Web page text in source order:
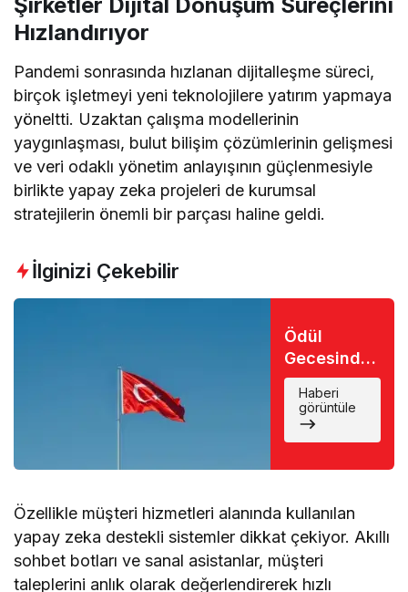
Hızlandırıyor
Pandemi sonrasında hızlanan dijitalleşme süreci,
birçok işletmeyi yeni teknolojilere yatırım yapmaya
yöneltti. Uzaktan çalışma modellerinin
yaygınlaşması, bulut bilişim çözümlerinin gelişmesi
ve veri odaklı yönetim anlayışının güçlenmesiyle
birlikte yapay zeka projeleri de kurumsal
stratejilerin önemli bir parçası haline geldi.
İlginizi Çekebilir
Ödül
Gecesinde
Büyük Şok:
Favori İsim
Eli Boş
Döndü
Haberi
görüntüle
Özellikle müşteri hizmetleri alanında kullanılan
yapay zeka destekli sistemler dikkat çekiyor. Akıllı
sohbet botları ve sanal asistanlar, müşteri
taleplerini anlık olarak değerlendirerek hızlı